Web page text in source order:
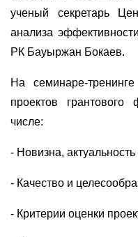
ученый секретарь
анализа
РК Бауыржан Бокаев.
На семинаре-
проектов
числе:
- Новизна,
- Качество и
- Критерии оценки